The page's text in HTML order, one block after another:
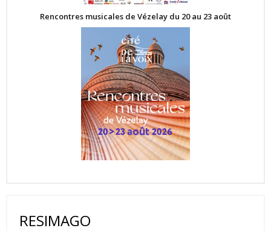
Rencontres musicales de Vézelay du 20 au 23 août
RESIMAGO